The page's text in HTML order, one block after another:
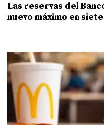
Las reservas del
nuevo máximo en